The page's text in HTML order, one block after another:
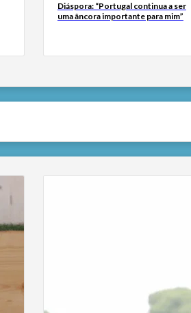
Diáspora: “Portugal continua a ser
uma âncora importante para mim”